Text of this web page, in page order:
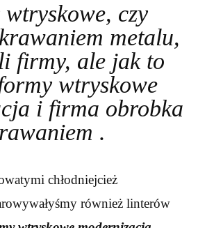
czy
metalu,
firmy, ale jak to
wtryskowe
i firma obrobka
.
chłodniejcież
również linterów